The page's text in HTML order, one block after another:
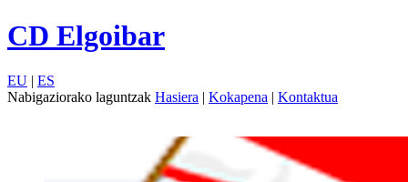
CD Elgoibar
EU | ES
Nabigaziorako laguntzak Hasiera | Kokapena | Kontaktua